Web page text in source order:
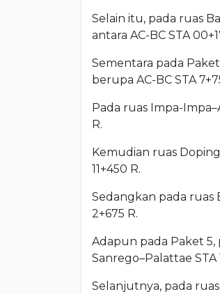
Selain itu, pada ruas
antara AC-BC STA
Sementara pada
berupa AC-BC STA
Pada ruas Impa-
R.
Kemudian ruas
11+450 R.
Sedangkan pada ruas
2+675 R.
Adapun pada Paket
Sanrego–Palattae STA
Selanjutnya, pada